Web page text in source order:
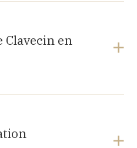
Sainte-Croix,
25110 BAUME-LES-
Clavecin en